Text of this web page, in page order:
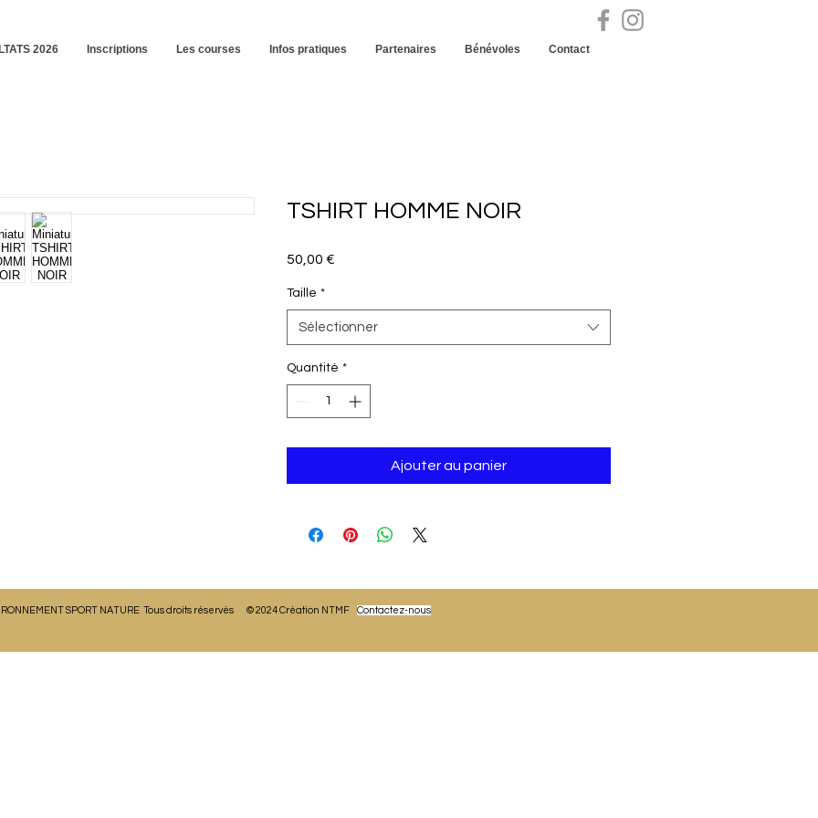
2026 Inscriptions Les courses Infos pratiques Partenaires Bénévoles Contact
TSHIRT HOMME NOIR
50,00 €
Taille *
Sélectionner
Quantité *
Ajouter au panier
SPORT NATURE Tous droits réservés © 2024 Création NTMF Contactez-nous